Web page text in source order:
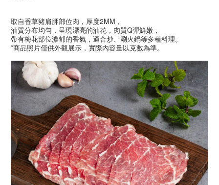
取自香草豬肩胛部位肉，厚度2MM，
油質分布均勻，呈現漂亮的油花，肉質Q彈鮮嫩，
帶有梅花部位濃郁的香氣，適合炒、涮火鍋等多種料理。
*商品照片僅供外觀展示，實際內容量以克數為準。